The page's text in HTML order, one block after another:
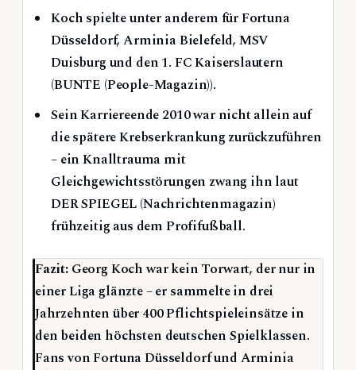
Koch spielte unter anderem für Fortuna
Düsseldorf, Arminia Bielefeld, MSV
Duisburg und den 1. FC Kaiserslautern
(BUNTE (People-Magazin)).
Sein Karriereende 2010 war nicht allein auf
die spätere Krebserkrankung zurückzuführen
– ein Knalltrauma mit
Gleichgewichtsstörungen zwang ihn laut
DER SPIEGEL (Nachrichtenmagazin)
frühzeitig aus dem Profifußball.
Fazit:Georg Koch war kein Torwart, der nur in
einer Liga glänzte – er sammelte in drei
Jahrzehnten über 400 Pflichtspieleinsätze in
den beiden höchsten deutschen Spielklassen.
Fans von Fortuna Düsseldorf und Arminia